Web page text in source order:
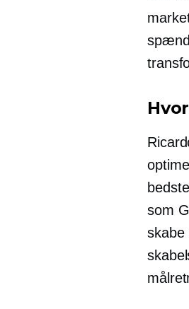
som
skabe